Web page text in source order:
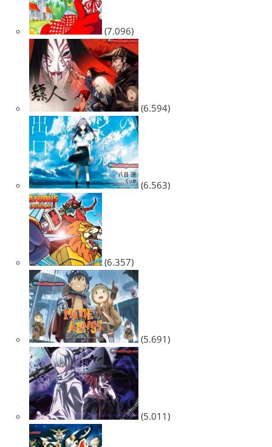
(7.096)
(6.594)
(6.563)
(6.357)
(5.691)
(5.011)